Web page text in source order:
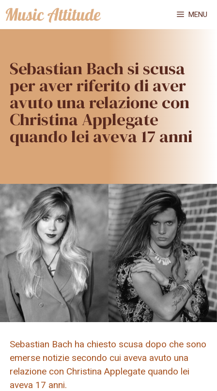
Vai
al
MENU
Sebastian Bach si scusa
per aver riferito di aver
avuto una relazione con
Christina Applegate
quando lei aveva 17 anni
Sebastian Bach ha chiesto scusa dopo che sono
emerse notizie secondo cui aveva avuto una
relazione con Christina Applegate quando lei
aveva 17 anni.